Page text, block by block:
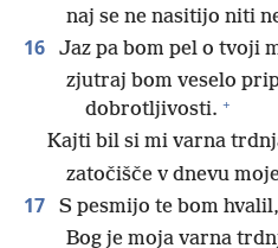
naj se ne nasitijo niti
16 Jaz pa bom pel o tvoji
zjutraj bom veselo
dobrotljivosti. +
Kajti bil si mi varna
zatočišče v dnevu
17 S pesmijo te bom
Bog je moja varna